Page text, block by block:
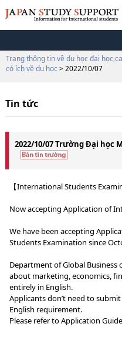
Trang thông tin về du học đại
có ích về du học > 2022/10/07
Tin tức
2022/10/07 Trường Đại học
【International Students
Now accepting Application of
We have been accepting
Students Examination since
Department of Global Business
about marketing, economics,
entirely in English.
Applicants don’t need to
English requirement.
Please refer to Application